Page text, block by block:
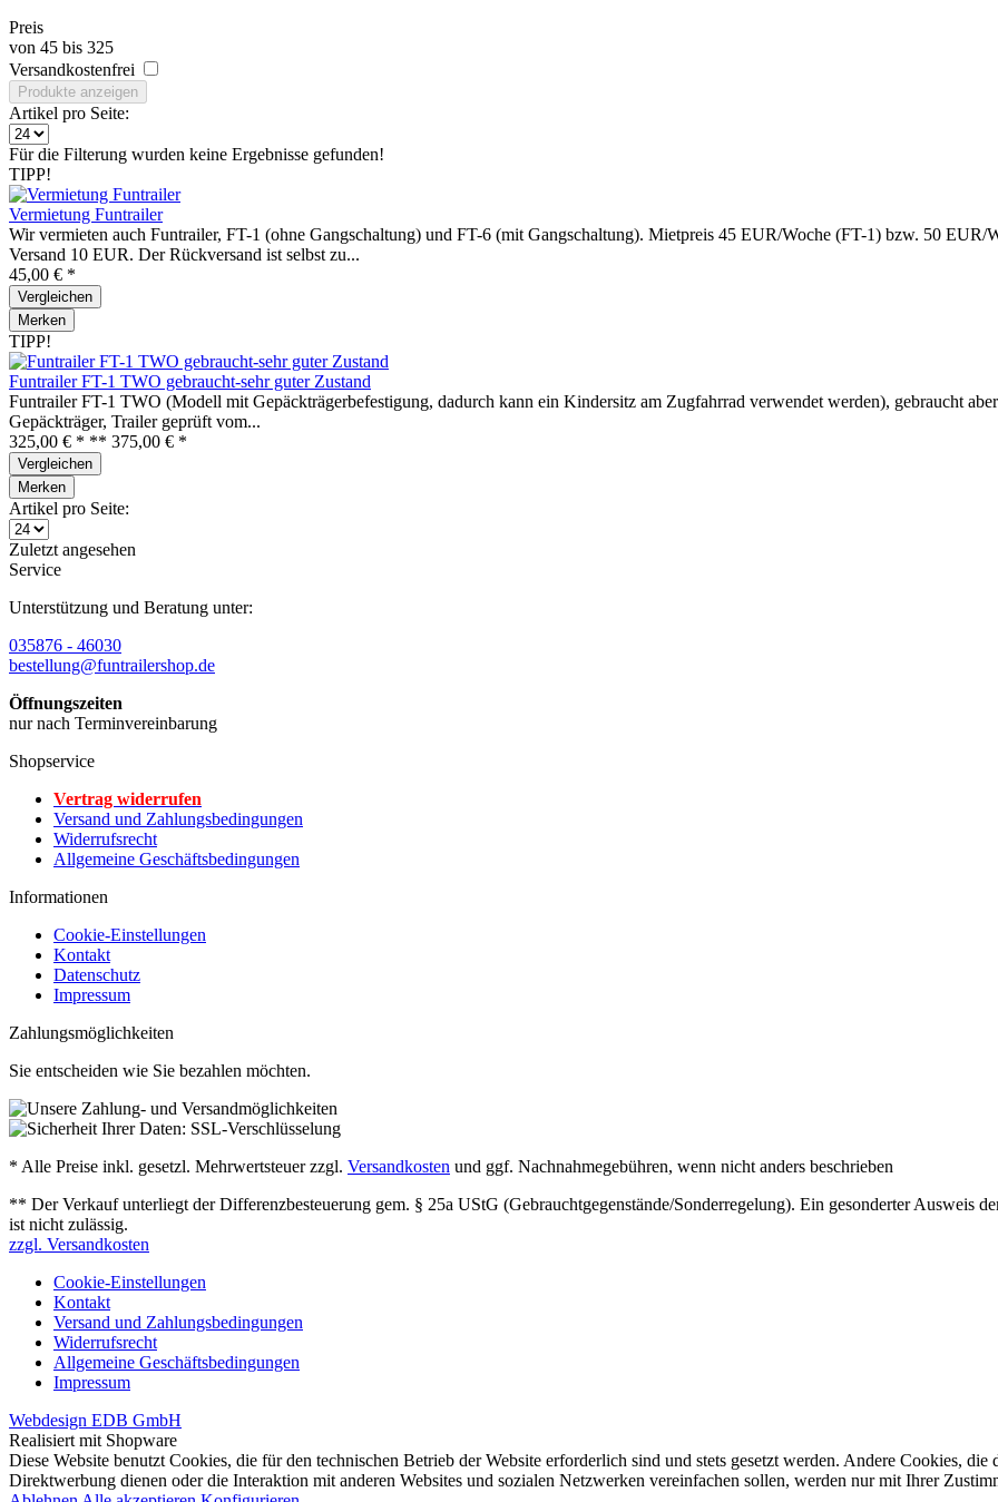
Preis
von 45 bis 325
Versandkostenfrei
Produkte anzeigen
Artikel pro Seite:
Für die Filterung wurden keine Ergebnisse gefunden!
TIPP!
Vermietung Funtrailer
Wir vermieten auch Funtrailer, FT-1 (ohne Gangschaltung) und FT-6 (mit Gangschaltung). Mietpreis 45 EUR/Woche (FT-1) bzw. 50
Versand 10 EUR. Der Rückversand ist selbst zu...
45,00 € *
Vergleichen
Merken
TIPP!
Funtrailer FT-1 TWO gebraucht-sehr guter Zustand
Funtrailer FT-1 TWO (Modell mit Gepäckträgerbefestigung, dadurch kann ein Kindersitz am Zugfahrrad verwendet werden), gebraucht
Gepäckträger, Trailer geprüft vom...
325,00 € * ** 375,00 € *
Vergleichen
Merken
Artikel pro Seite:
Zuletzt angesehen
Service
Unterstützung und Beratung unter:
035876 - 46030
bestellung@funtrailershop.de
Öffnungszeiten
nur nach Terminvereinbarung
Shopservice
Vertrag widerrufen
Versand und Zahlungsbedingungen
Widerrufsrecht
Allgemeine Geschäftsbedingungen
Informationen
Cookie-Einstellungen
Kontakt
Datenschutz
Impressum
Zahlungsmöglichkeiten
Sie entscheiden wie Sie bezahlen möchten.
* Alle Preise inkl. gesetzl. Mehrwertsteuer zzgl. Versandkosten und ggf. Nachnahmegebühren, wenn nicht anders beschrieben
** Der Verkauf unterliegt der Differenzbesteuerung gem. § 25a UStG (Gebrauchtgegenstände/Sonderregelung). Ein gesonderter Ausweis
ist nicht zulässig.
zzgl. Versandkosten
Cookie-Einstellungen
Kontakt
Versand und Zahlungsbedingungen
Widerrufsrecht
Allgemeine Geschäftsbedingungen
Impressum
Webdesign EDB GmbH
Realisiert mit Shopware
Diese Website benutzt Cookies, die für den technischen Betrieb der Website erforderlich sind und stets gesetzt werden. Andere Cookies,
Direktwerbung dienen oder die Interaktion mit anderen Websites und sozialen Netzwerken vereinfachen sollen, werden nur mit Ihrer